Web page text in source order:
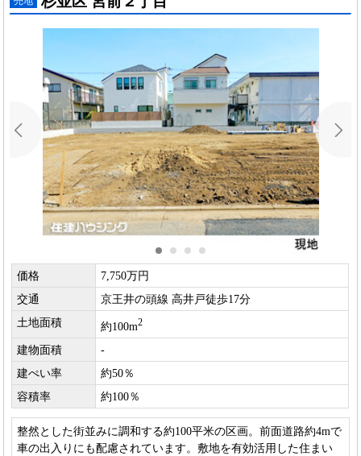
価格
7,750万円
交通
京王井の頭線 高井戸徒歩17分
土地面積
約100m2
建物面積
-
建ぺい率
約50％
容積率
約100％
整然とした街並みに調和する約100平米の区画。前面道路約4mで
車の出入りにも配慮されています。敷地を有効活用した住まい